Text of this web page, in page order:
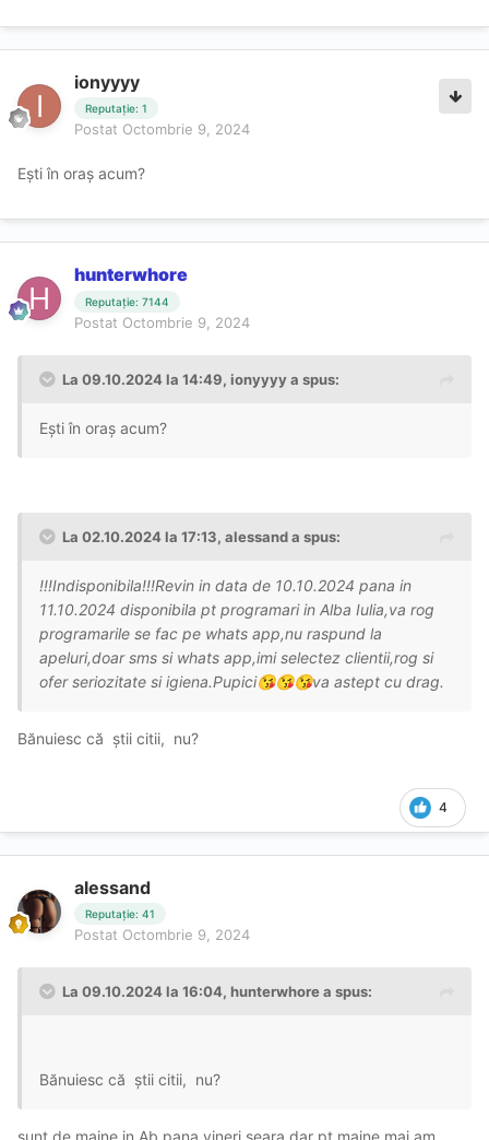
ionyyyy
Reputație: 1
Postat Octombrie 9, 2024
Ești în oraș acum?
hunterwhore
Reputație: 7144
Postat Octombrie 9, 2024
La 09.10.2024 la 14:49, ionyyyya spus:
Ești în oraș acum?
La 02.10.2024 la 17:13, alessanda spus:
!!!Indisponibila!!!Revin in data de 10.10.2024 pana in
11.10.2024 disponibila pt programari in Alba Iulia,va rog
programarile se fac pe whats app,nu raspund la
apeluri,doar sms si whats app,imi selectez clientii,rog si
ofer seriozitate si igiena.Pupici😘😘😘va astept cu drag.
Bănuiesc că știi citii, nu?
4
alessand
Reputație: 41
Postat Octombrie 9, 2024
La 09.10.2024 la 16:04, hunterwhorea spus:
Bănuiesc că știi citii, nu?
sunt de maine in Ab pana vineri seara,dar pt maine mai am